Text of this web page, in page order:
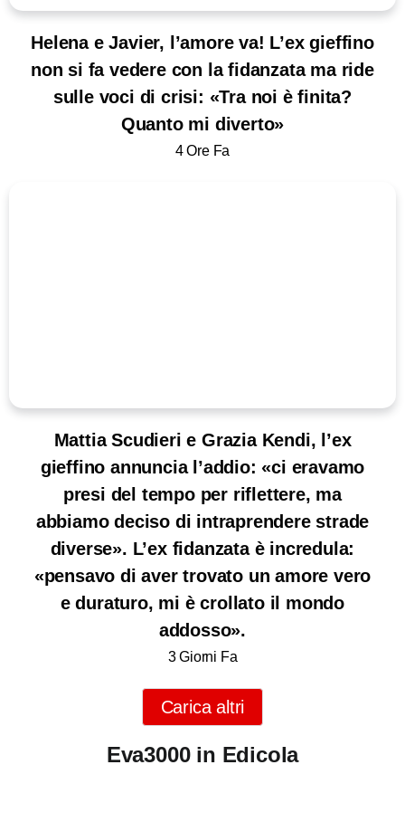
Helena e Javier, l’amore va! L’ex gieffino
non si fa vedere con la fidanzata ma ride
sulle voci di crisi: «Tra noi è finita?
Quanto mi diverto»
4 Ore Fa
Mattia Scudieri e Grazia Kendi, l’ex
gieffino annuncia l’addio: «ci eravamo
presi del tempo per riflettere, ma
abbiamo deciso di intraprendere strade
diverse». L’ex fidanzata è incredula:
«pensavo di aver trovato un amore vero
e duraturo, mi è crollato il mondo
addosso».
3 Giorni Fa
Carica altri
Eva3000 in Edicola